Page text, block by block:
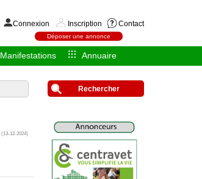
Déposer une annonce
Connexion Inscription Contact
Manifestations Annuaire
Rechercher
(13-12-2024)